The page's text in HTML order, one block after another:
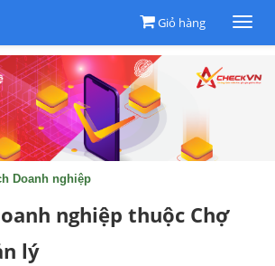
Giỏ hàng
Doanh nghiệp
nghiệp thuộc Chợ
lý